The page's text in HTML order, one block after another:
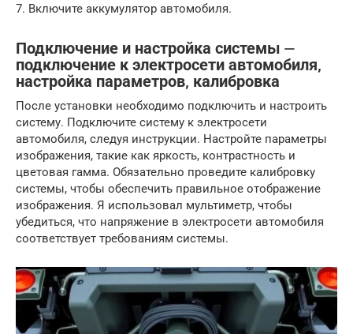
7. Включите аккумулятор автомобиля.
Подключение и настройка системы ⏤
подключение к электросети автомобиля‚
настройка параметров‚ калибровка
После установки необходимо подключить и настроить
систему. Подключите систему к электросети
автомобиля, следуя инструкции. Настройте параметры
изображения, такие как яркость, контрастность и
цветовая гамма. Обязательно проведите калибровку
системы, чтобы обеспечить правильное отображение
изображения. Я использовал мультиметр, чтобы
убедиться, что напряжение в электросети автомобиля
соответствует требованиям системы.